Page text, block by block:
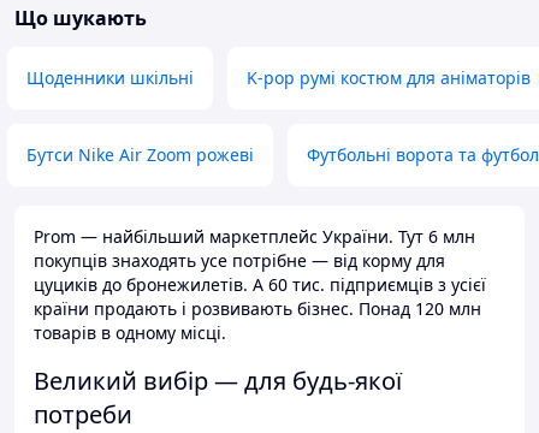
Що шукають
Щоденники шкільні K-pop румі костюм для аніматорів
Бутси Nike Air Zoom рожеві Футбольні ворота та
Prom — найбільший маркетплейс України. Тут 6 млн
покупців знаходять усе потрібне — від корму для
цуциків до бронежилетів. А 60 тис. підприємців з усієї
країни продають і розвивають бізнес. Понад 120 млн
товарів в одному місці.
Великий вибір — для будь-якої
потреби